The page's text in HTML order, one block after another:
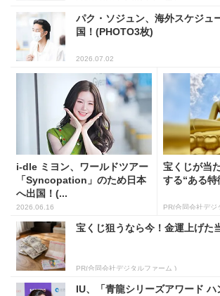
パク・ソジュン、海外スケジュ
国！(PHOTO3枚)
2026.07.02
i-dle ミヨン、ワールドツアー
「Syncopation」のため日本
へ出国！(...
2026.06.16
宝くじが当
する“ある特
PR(合同会社デジ
宝くじ狙うなら今！金運上げた
PR(合同会社デジタルファーム )
IU、「青龍シリーズアワード ハ